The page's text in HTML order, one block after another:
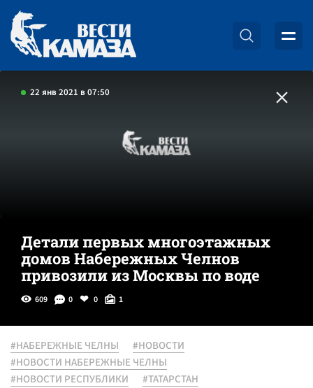
22 янв 2021 в 07:50
Детали первых многоэтажных
домов Набережных Челнов
привозили из Москвы по воде
609 0 0 1
#НАБЕРЕЖНЫЕ ЧЕЛНЫ
#НОВОСТИ
#НОВОСТИ НАБЕРЕЖНЫЕ ЧЕЛНЫ
#НОВОСТИ РЕСПУБЛИКИ
#ТАТАРСТАН